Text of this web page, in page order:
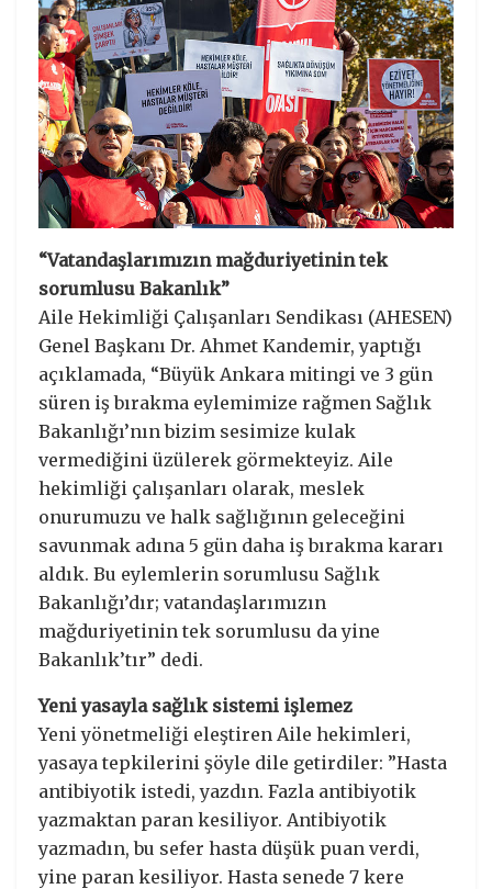
“Vatandaşlarımızın mağduriyetinin tek
sorumlusu Bakanlık”
Aile Hekimliği Çalışanları Sendikası (AHESEN)
Genel Başkanı Dr. Ahmet Kandemir, yaptığı
açıklamada, “Büyük Ankara mitingi ve 3 gün
süren iş bırakma eylemimize rağmen Sağlık
Bakanlığı’nın bizim sesimize kulak
vermediğini üzülerek görmekteyiz. Aile
hekimliği çalışanları olarak, meslek
onurumuzu ve halk sağlığının geleceğini
savunmak adına 5 gün daha iş bırakma kararı
aldık. Bu eylemlerin sorumlusu Sağlık
Bakanlığı’dır; vatandaşlarımızın
mağduriyetinin tek sorumlusu da yine
Bakanlık’tır” dedi.
Yeni yasayla sağlık sistemi işlemez
Yeni yönetmeliği eleştiren Aile hekimleri,
yasaya tepkilerini şöyle dile getirdiler: ”Hasta
antibiyotik istedi, yazdın. Fazla antibiyotik
yazmaktan paran kesiliyor. Antibiyotik
yazmadın, bu sefer hasta düşük puan verdi,
yine paran kesiliyor. Hasta senede 7 kere